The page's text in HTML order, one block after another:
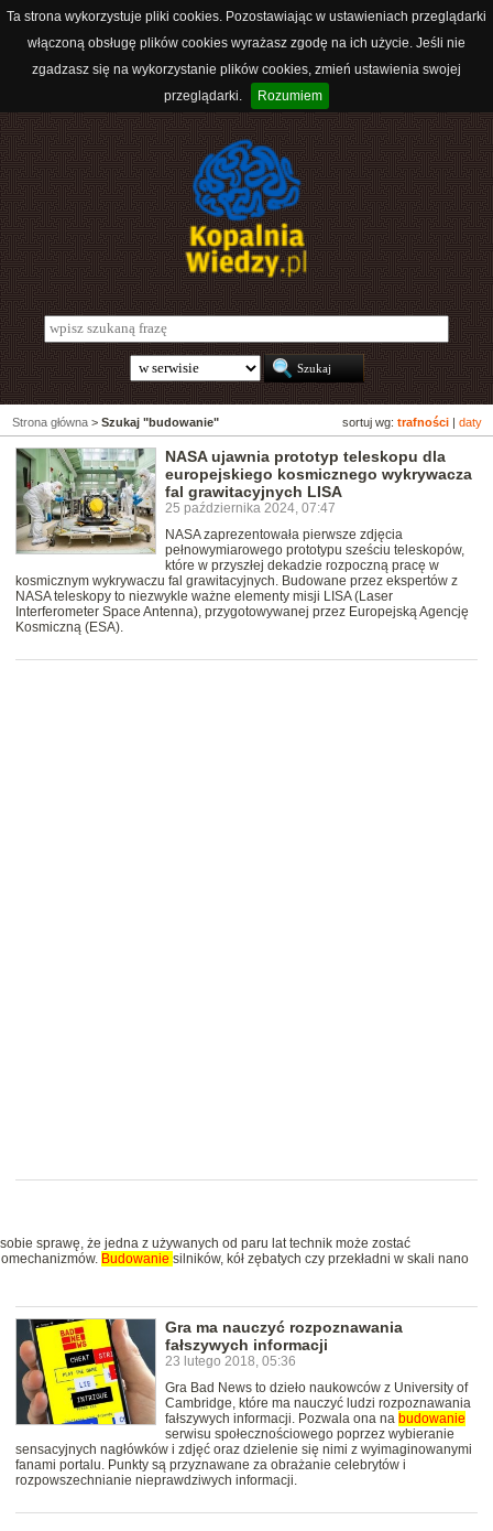
Ta strona wykorzystuje pliki cookies. Pozostawiając w ustawieniach przeglądarki
włączoną obsługę plików cookies wyrażasz zgodę na ich użycie. Jeśli nie
zgadzasz się na wykorzystanie plików cookies, zmień ustawienia swojej
przeglądarki.
Rozumiem
sortuj wg: trafności daty
Strona główna > Szukaj "budowanie"
NASA ujawnia prototyp teleskopu dla
europejskiego kosmicznego wykrywacza
fal grawitacyjnych LISA
25 października 2024, 07:47
NASA zaprezentowała pierwsze zdjęcia
pełnowymiarowego prototypu sześciu teleskopów,
które w przyszłej dekadzie rozpoczną pracę w
kosmicznym wykrywaczu fal grawitacyjnych. Budowane przez ekspertów z
NASA teleskopy to niezwykle ważne elementy misji LISA (Laser
Interferometer Space Antenna), przygotowywanej przez Europejską Agencję
Kosmiczną (ESA).
sprawę, że jedna z używanych od paru lat technik może zostać
Budowanie silników, kół zębatych czy przekładni w skali nano
Gra ma nauczyć rozpoznawania
fałszywych informacji
23 lutego 2018, 05:36
Gra Bad News to dzieło naukowców z University of
Cambridge, które ma nauczyć ludzi rozpoznawania
fałszywych informacji. Pozwala ona na budowanie
serwisu społecznościowego poprzez wybieranie
sensacyjnych nagłówków i zdjęć oraz dzielenie się nimi z wyimaginowanymi
fanami portalu. Punkty są przyznawane za obrażanie celebrytów i
rozpowszechnianie nieprawdziwych informacji.